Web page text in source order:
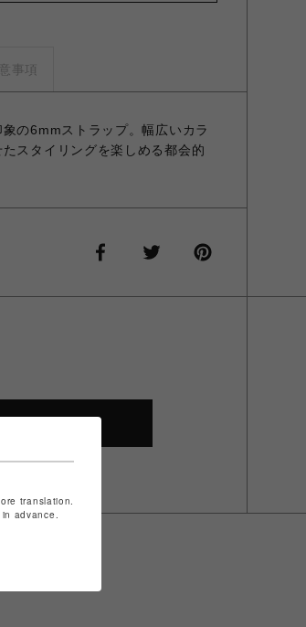
事項
の6mmストラップ。幅広いカラ
スタイリングを楽しめる都会的
translation.
advance.